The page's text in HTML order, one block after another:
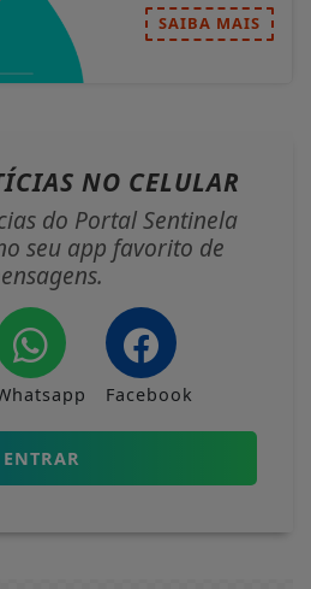
SAIBA MAIS
NO CELULAR
do Portal Sentinela
seu app favorito de
Facebook
ENTRAR